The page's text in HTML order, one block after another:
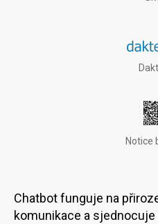
Notice
Chatbot funguje na
komunikace a